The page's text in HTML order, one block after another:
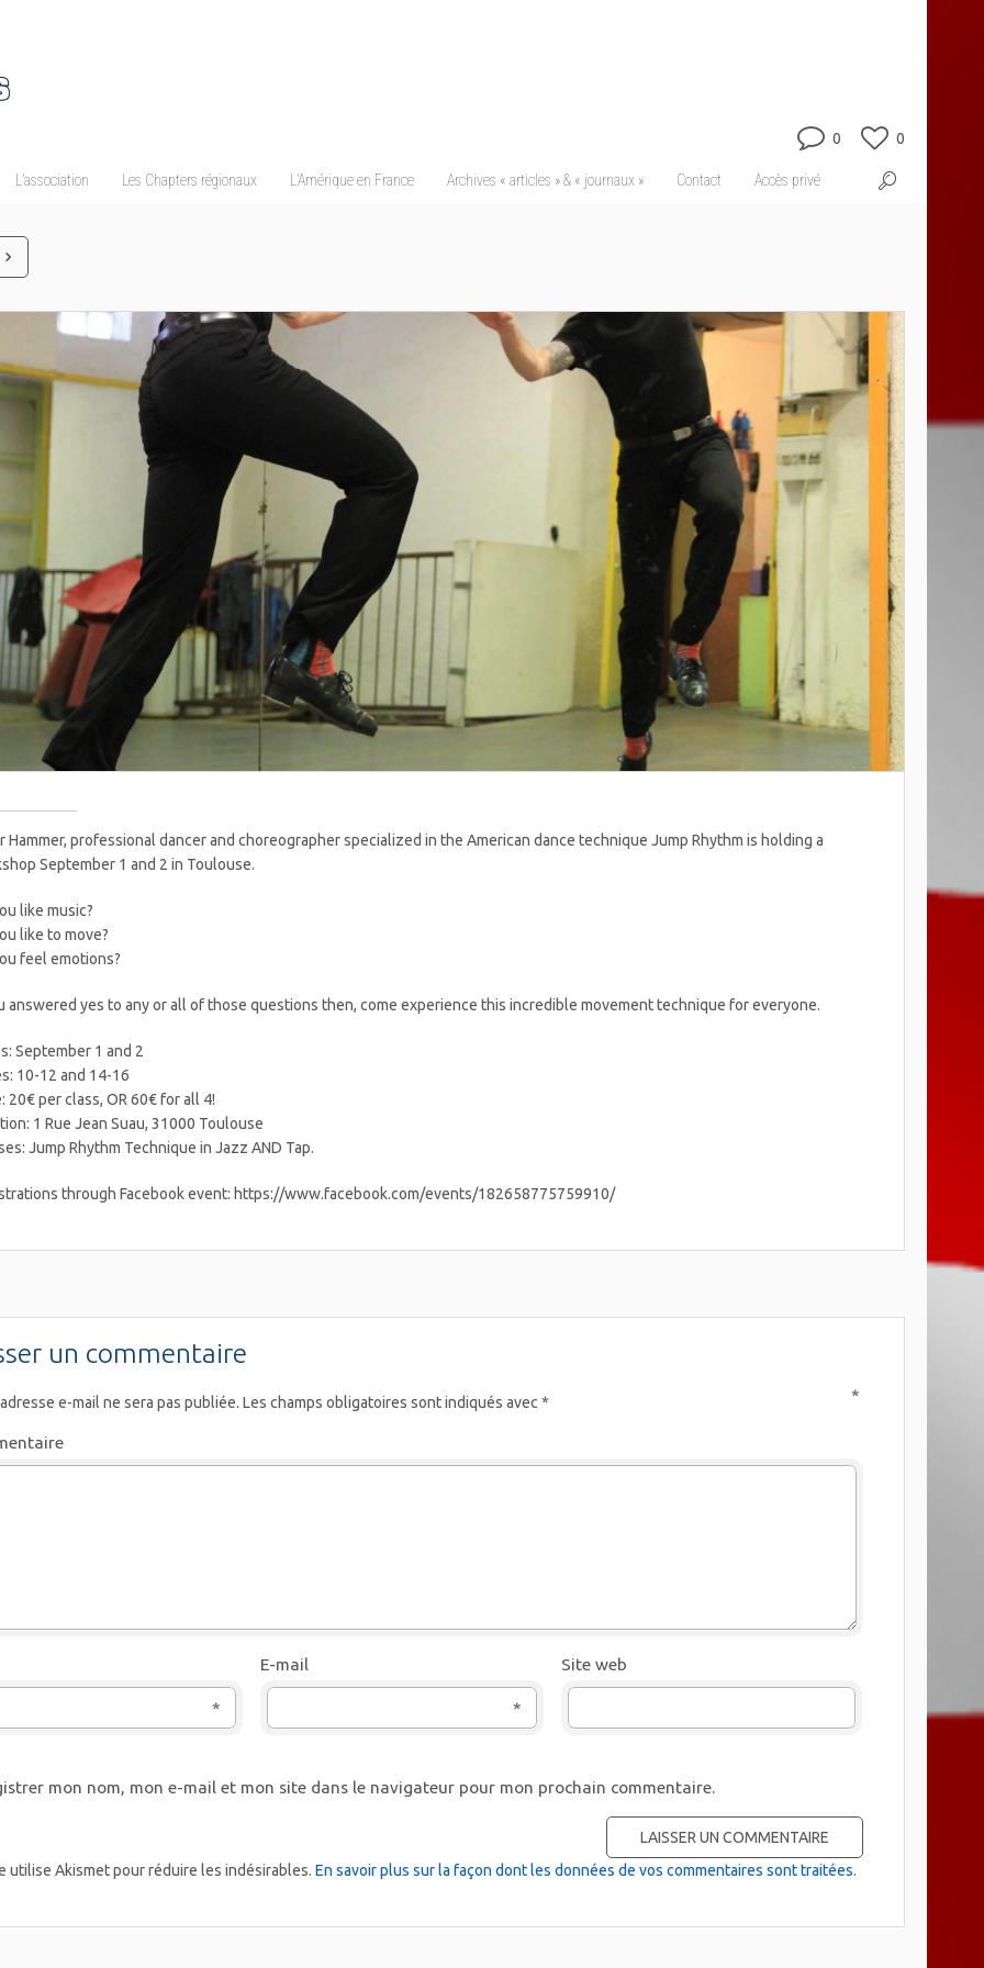
L’association Les Chapters régionaux L’Amérique en France Archives « articles » & « journaux » Contact Accès privé
0 0
Hammer, professional dancer and choreographer specialized in the American dance technique Jump Rhythm is holding a
September 1 and 2 in Toulouse.
like music?
like to move?
feel emotions?
answered yes to any or all of those questions then, come experience this incredible movement technique for everyone.
September 1 and 2
10-12 and 14-16
20€ per class, OR 60€ for all 4!
1 Rue Jean Suau, 31000 Toulouse
Jump Rhythm Technique in Jazz AND Tap.
through Facebook event: https://www.facebook.com/events/182658775759910/
un commentaire
e-mail ne sera pas publiée. Les champs obligatoires sont indiqués avec * *
*
E-mail
*
Site web
mon nom, mon e-mail et mon site dans le navigateur pour mon prochain commentaire.
utilise Akismet pour réduire les indésirables. En savoir plus sur la façon dont les données de vos commentaires sont traitées.